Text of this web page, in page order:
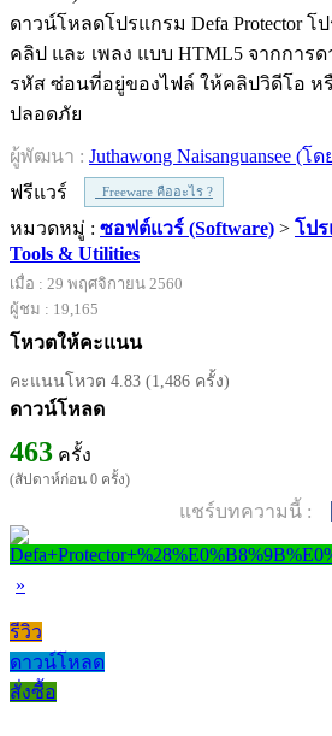
ดาวน์โหลดโปรแกรม Defa Protector
คลิป และ เพลง แบบ HTML5 จากการ
รหัส ซ่อนที่อยู่ของไฟล์ ให้คลิปวิดีโอ ห
ปลอดภัย
ผู้พัฒนา : Juthawong Naisanguansee (
ฟรีแวร์
Freeware คืออะไร ?
หมวดหมู่ : ซอฟต์แวร์ (Software) > โป
Tools & Utilities
เมื่อ : 29 พฤศจิกายน 2560
ผู้ชม : 19,165
โหวตให้คะแนน
คะแนนโหวต 4.83 (1,486 ครั้ง)
ดาวน์โหลด
463 ครั้ง
(สัปดาห์ก่อน 0 ครั้ง)
แชร์บทความนี้ :
»
รีวิว
ดาวน์โหลด
สั่งซื้อ